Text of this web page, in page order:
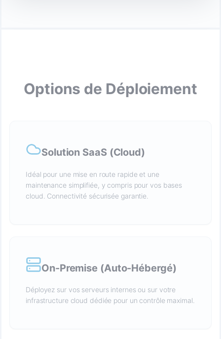
Options de Déploiement
Solution SaaS (Cloud)
Idéal pour une mise en route rapide et une
maintenance simplifiée, y compris pour vos bases
cloud. Connectivité sécurisée garantie.
On-Premise (Auto-Hébergé)
Déployez sur vos serveurs internes ou sur votre
infrastructure cloud dédiée pour un contrôle maximal.